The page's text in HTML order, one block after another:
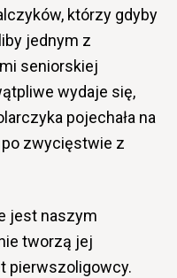
którzy gdyby
jednym z
seniorskiej
wydaje się,
pojechała na
zwycięstwie z
jest naszym
tworzą jej
pierwszoligowcy.